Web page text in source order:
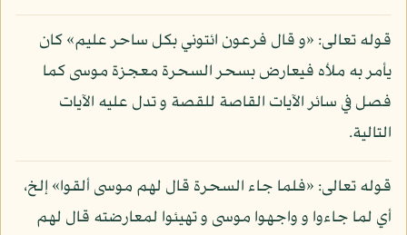
قوله تعالى: «و قال فرعون ائتوني بكل ساحر عليم» كان
يأمر به ملأه فيعارض بسحر السحرة معجزة موسى كما
فصل في سائر الآيات القاصة للقصة و تدل عليه الآيات
التالية.
قوله تعالى: «فلما جاء السحرة قال لهم موسى ألقوا» إلخ،
أي لما جاءوا و واجهوا موسى و تهيئوا لمعارضته قال لهم